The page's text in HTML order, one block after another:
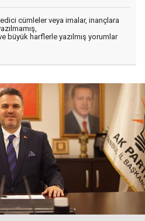
cümleler veya imalar, inançlara
büyük harflerle yazılmış yorumlar